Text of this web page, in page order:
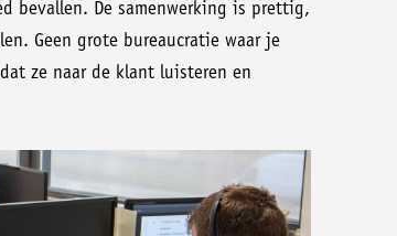
bevallen. De samenwerking is prettig,
Geen grote bureaucratie waar je
ze naar de klant luisteren en